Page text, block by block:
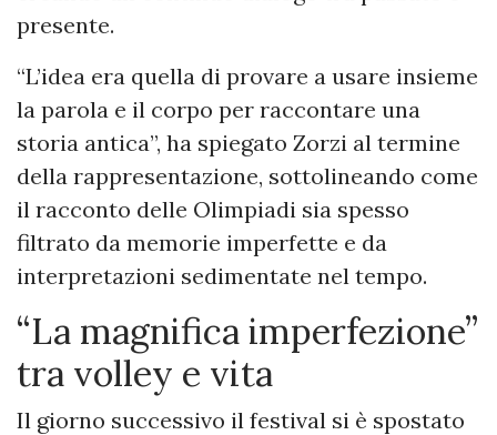
presente.
“L’idea era quella di provare a usare insieme
la parola e il corpo per raccontare una
storia antica”, ha spiegato Zorzi al termine
della rappresentazione, sottolineando come
il racconto delle Olimpiadi sia spesso
filtrato da memorie imperfette e da
interpretazioni sedimentate nel tempo.
“La magnifica imperfezione”
tra volley e vita
Il giorno successivo il festival si è spostato